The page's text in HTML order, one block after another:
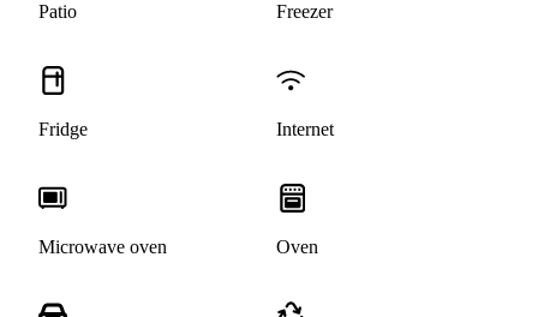
Patio Freezer
Fridge Internet
Microwave oven Oven